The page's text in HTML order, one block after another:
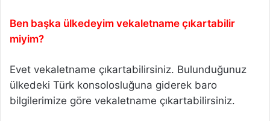
Ben başka ülkedeyim vekaletname çıkartabilir
miyim?
Evet vekaletname çıkartabilirsiniz. Bulunduğunuz
ülkedeki Türk konsolosluğuna giderek baro
bilgilerimize göre vekaletname çıkartabilirsiniz.